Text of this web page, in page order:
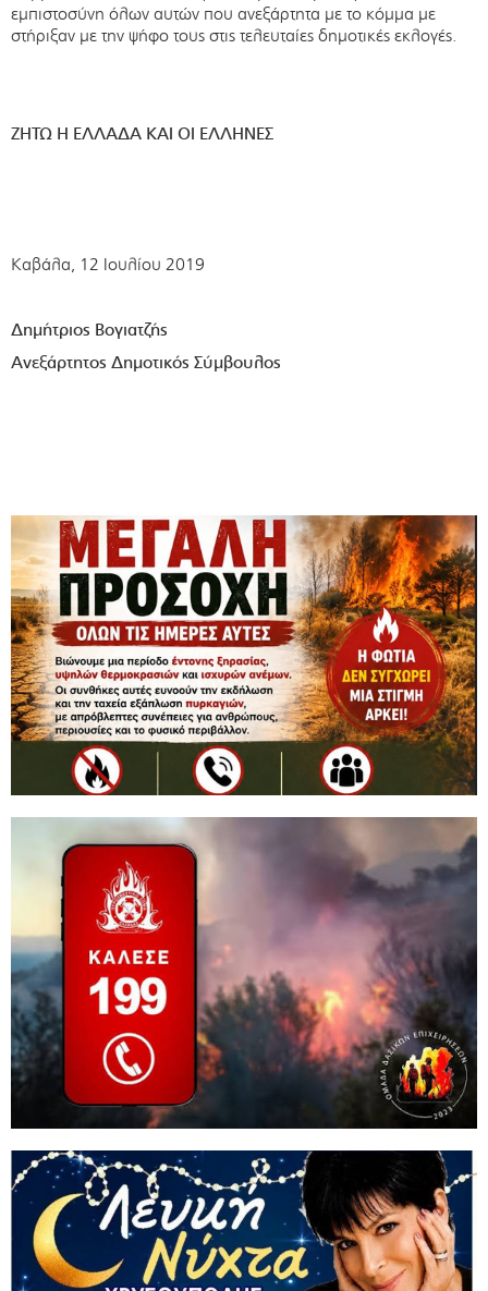
εμπιστοσύνη όλων αυτών που ανεξάρτητα με το κόμμα με
στήριξαν με την ψήφο τους στις τελευταίες δημοτικές εκλογές.
ΖΗΤΩ Η ΕΛΛΑΔΑ ΚΑΙ ΟΙ ΕΛΛΗΝΕΣ
Καβάλα, 12 Ιουλίου 2019
Δημήτριος Βογιατζής
Ανεξάρτητος Δημοτικός Σύμβουλος